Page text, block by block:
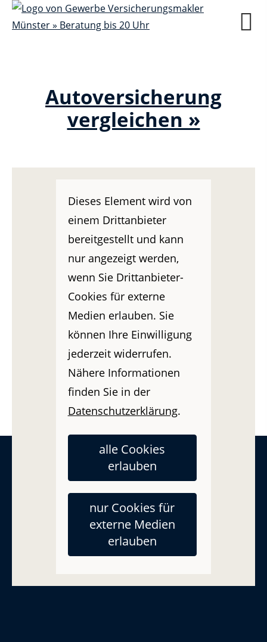
Autoversicherung
vergleichen »
Dieses Element wird von
einem Drittanbieter
bereitgestellt und kann
nur angezeigt werden,
wenn Sie Drittanbieter-
Cookies für externe
Medien erlauben. Sie
können Ihre Einwilligung
jederzeit widerrufen.
Nähere Informationen
finden Sie in der
Datenschutzerklärung.
alle Cookies
erlauben
nur Cookies für
externe Medien
erlauben
Versicherungsschutz für deinen Porsche,
Volkswagen, Audi, Skoda, Mercedes, BMW,
TESLA, uvm. gewünscht?
Autoversicherungen im
Versicherungsvergleich berechnen
Kfz Versicherungsvergleich
ich zum wechseln der
Autoversicherung benötige?